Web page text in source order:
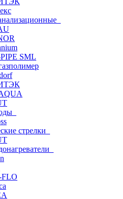
SML
стрелки